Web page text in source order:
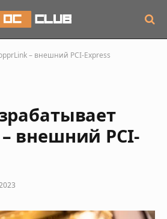
– внешний PCI-Express
внешний PCI-